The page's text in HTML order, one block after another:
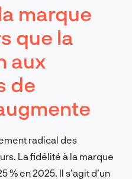
marque
que la
aux
de
radical des
La fidélité à la marque
% en 2025. Il s’agit d’un